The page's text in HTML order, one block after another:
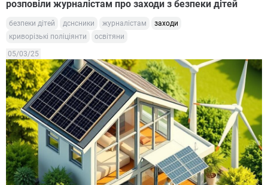
розповіли журналістам про заходи з безпеки дітей
безпеки дітей дснсники журналістам
заходи
криворізькі поліціянти
освітяни
05/03/25